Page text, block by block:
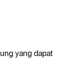
yang dapat